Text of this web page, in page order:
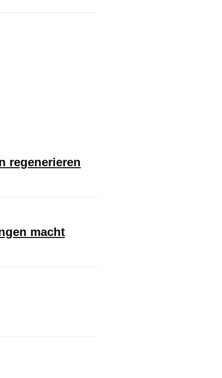
regenerieren
macht